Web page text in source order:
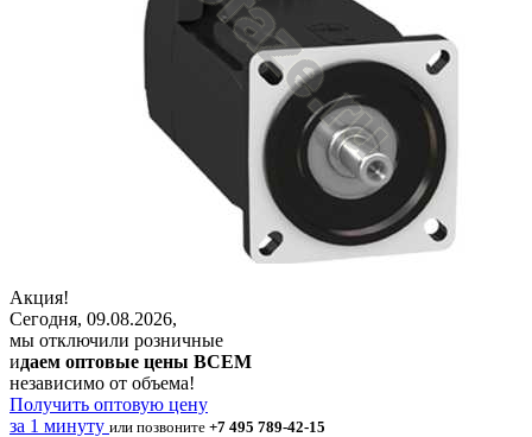
Акция!
Сегодня, 09.08.2026,
мы отключили розничные
идаем оптовые цены ВСЕМ
независимо от объема!
Получить оптовую цену
за 1 минуту или позвоните +7 495 789-42-15